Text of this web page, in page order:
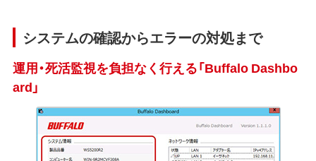
システムの確認からエラーの対処まで
運用・死活監視を負担なく行える「Buffalo Dashbo
ard」